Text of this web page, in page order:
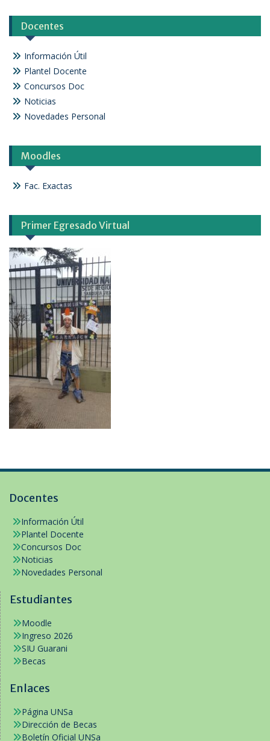
Docentes
Información Útil
Plantel Docente
Concursos Doc
Noticias
Novedades Personal
Moodles
Fac. Exactas
Primer Egresado Virtual
Docentes
Información Útil
Plantel Docente
Concursos Doc
Noticias
Novedades Personal
Estudiantes
Moodle
Ingreso 2026
SIU Guarani
Becas
Enlaces
Página UNSa
Dirección de Becas
Boletín Oficial UNSa